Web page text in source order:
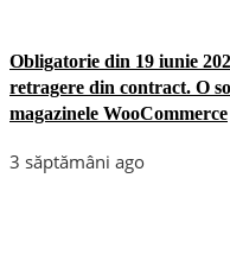
Obligatorie din 19 iunie
retragere din contract. O
magazinele WooCommerce
3 săptămâni ago